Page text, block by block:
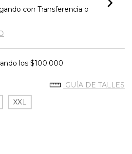
con Transferencia o
los$100.000
GUÍA DE TALLES
XXL